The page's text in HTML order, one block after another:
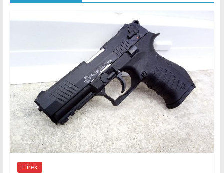
Hírek